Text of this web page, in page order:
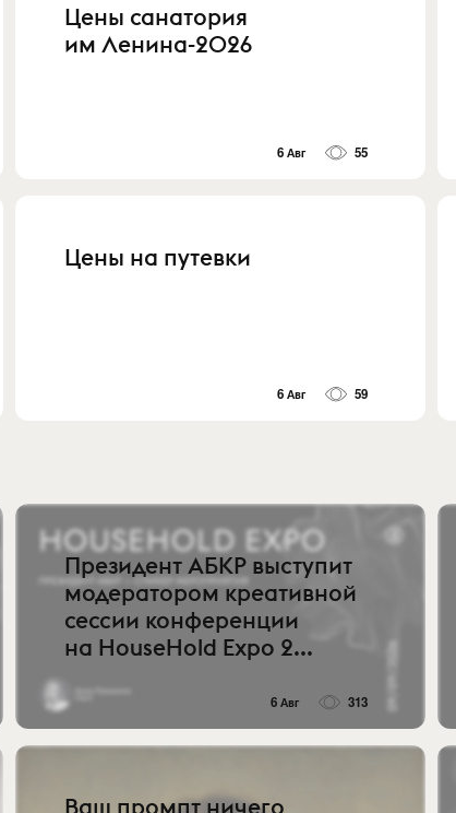
Цены санатория
им Ленина-2026
6 Авг 55
Цены на путевки
6 Авг 59
Президент АБКР выступит
модератором креативной
сессии конференции
на HouseHold Expo 2...
6 Авг 313
Ваш промпт ничего